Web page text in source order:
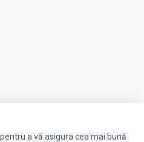
a vă asigura cea mai bună